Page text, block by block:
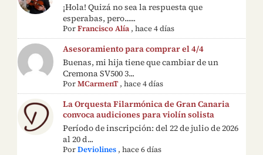
¡Hola! Quizá no sea la respuesta que
esperabas, pero......
PorFrancisco Alía ,hace 4 días
Asesoramiento para comprar el 4/4
Buenas, mi hija tiene que cambiar de un
Cremona SV500 3...
PorMCarmenT,hace 4 días
La Orquesta Filarmónica de Gran Canaria
convoca audiciones para violín solista
Período de inscripción: del 22 de julio de 2026
al 20 d...
PorDeviolines ,hace 6 días